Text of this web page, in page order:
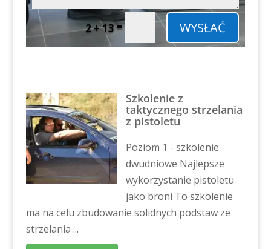
2 + 13= WYSŁAĆ
Szkolenie z
taktycznego strzelania
z pistoletu
Poziom 1 - szkolenie
dwudniowe Najlepsze
wykorzystanie pistoletu
jako broni To szkolenie
ma na celu zbudowanie solidnych podstaw ze
strzelania ...